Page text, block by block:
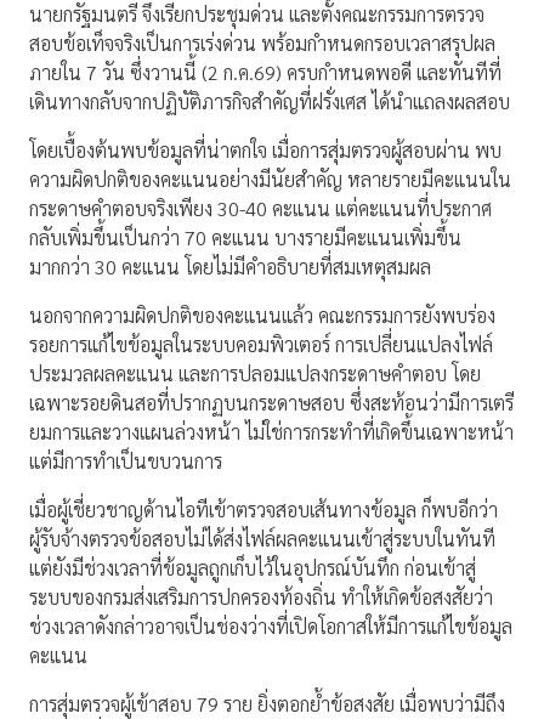
นายกรัฐมนตรี จึงเรียกประชุมด่วน และตั้งคณะกรรมการตรวจ
สอบข้อเท็จจริงเป็นการเร่งด่วน พร้อมกำหนดกรอบเวลาสรุปผล
ภายใน 7 วัน ซึ่งวานนี้ (2 ก.ค.69) ครบกำหนดพอดี และทันทีที่
เดินทางกลับจากปฏิบัติภารกิจสำคัญที่ฝรั่งเศส ได้นำแถลงผลสอบ
โดยเบื้องต้นพบข้อมูลที่น่าตกใจ เมื่อการสุ่มตรวจผู้สอบผ่าน พบ
ความผิดปกติของคะแนนอย่างมีนัยสำคัญ หลายรายมีคะแนนใน
กระดาษคำตอบจริงเพียง 30-40 คะแนน แต่คะแนนที่ประกาศ
กลับเพิ่มขึ้นเป็นกว่า 70 คะแนน บางรายมีคะแนนเพิ่มขึ้น
มากกว่า 30 คะแนน โดยไม่มีคำอธิบายที่สมเหตุสมผล
นอกจากความผิดปกติของคะแนนแล้ว คณะกรรมการยังพบร่อง
รอยการแก้ไขข้อมูลในระบบคอมพิวเตอร์ การเปลี่ยนแปลงไฟล์
ประมวลผลคะแนน และการปลอมแปลงกระดาษคำตอบ โดย
เฉพาะรอยดินสอที่ปรากฏบนกระดาษสอบ ซึ่งสะท้อนว่ามีการเตรี
ยมการและวางแผนล่วงหน้า ไม่ใช่การกระทำที่เกิดขึ้นเฉพาะหน้า
แต่มีการทำเป็นขบวนการ
เมื่อผู้เชี่ยวชาญด้านไอทีเข้าตรวจสอบเส้นทางข้อมูล ก็พบอีกว่า
ผู้รับจ้างตรวจข้อสอบไม่ได้ส่งไฟล์ผลคะแนนเข้าสู่ระบบในทันที
แต่ยังมีช่วงเวลาที่ข้อมูลถูกเก็บไว้ในอุปกรณ์บันทึก ก่อนเข้าสู่
ระบบของกรมส่งเสริมการปกครองท้องถิ่น ทำให้เกิดข้อสงสัยว่า
ช่วงเวลาดังกล่าวอาจเป็นช่องว่างที่เปิดโอกาสให้มีการแก้ไขข้อมูล
คะแนน
การสุ่มตรวจผู้เข้าสอบ 79 ราย ยิ่งตอกย้ำข้อสงสัย เมื่อพบว่ามีถึง